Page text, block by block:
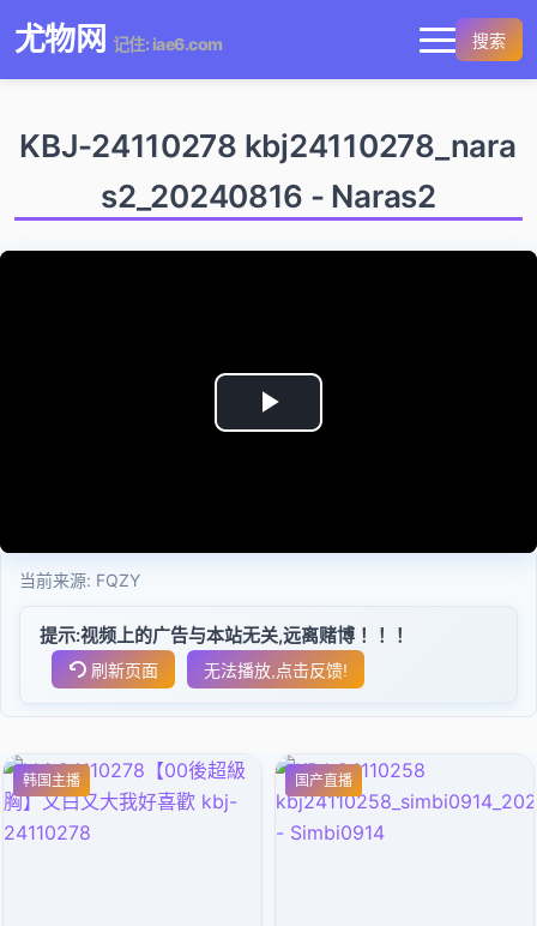
尤物网 记住: iae6.com 搜索
KBJ-24110278 kbj24110278_nara
s2_20240816 - Naras2
Play
当前来源: FQZY
提示:视频上的广告与本站无关,远离赌博！！！
刷新页面 无法播放,点击反馈!
韩国主播 国产直播